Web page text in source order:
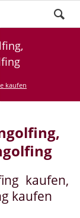
kaufen
kaufen,
kaufen